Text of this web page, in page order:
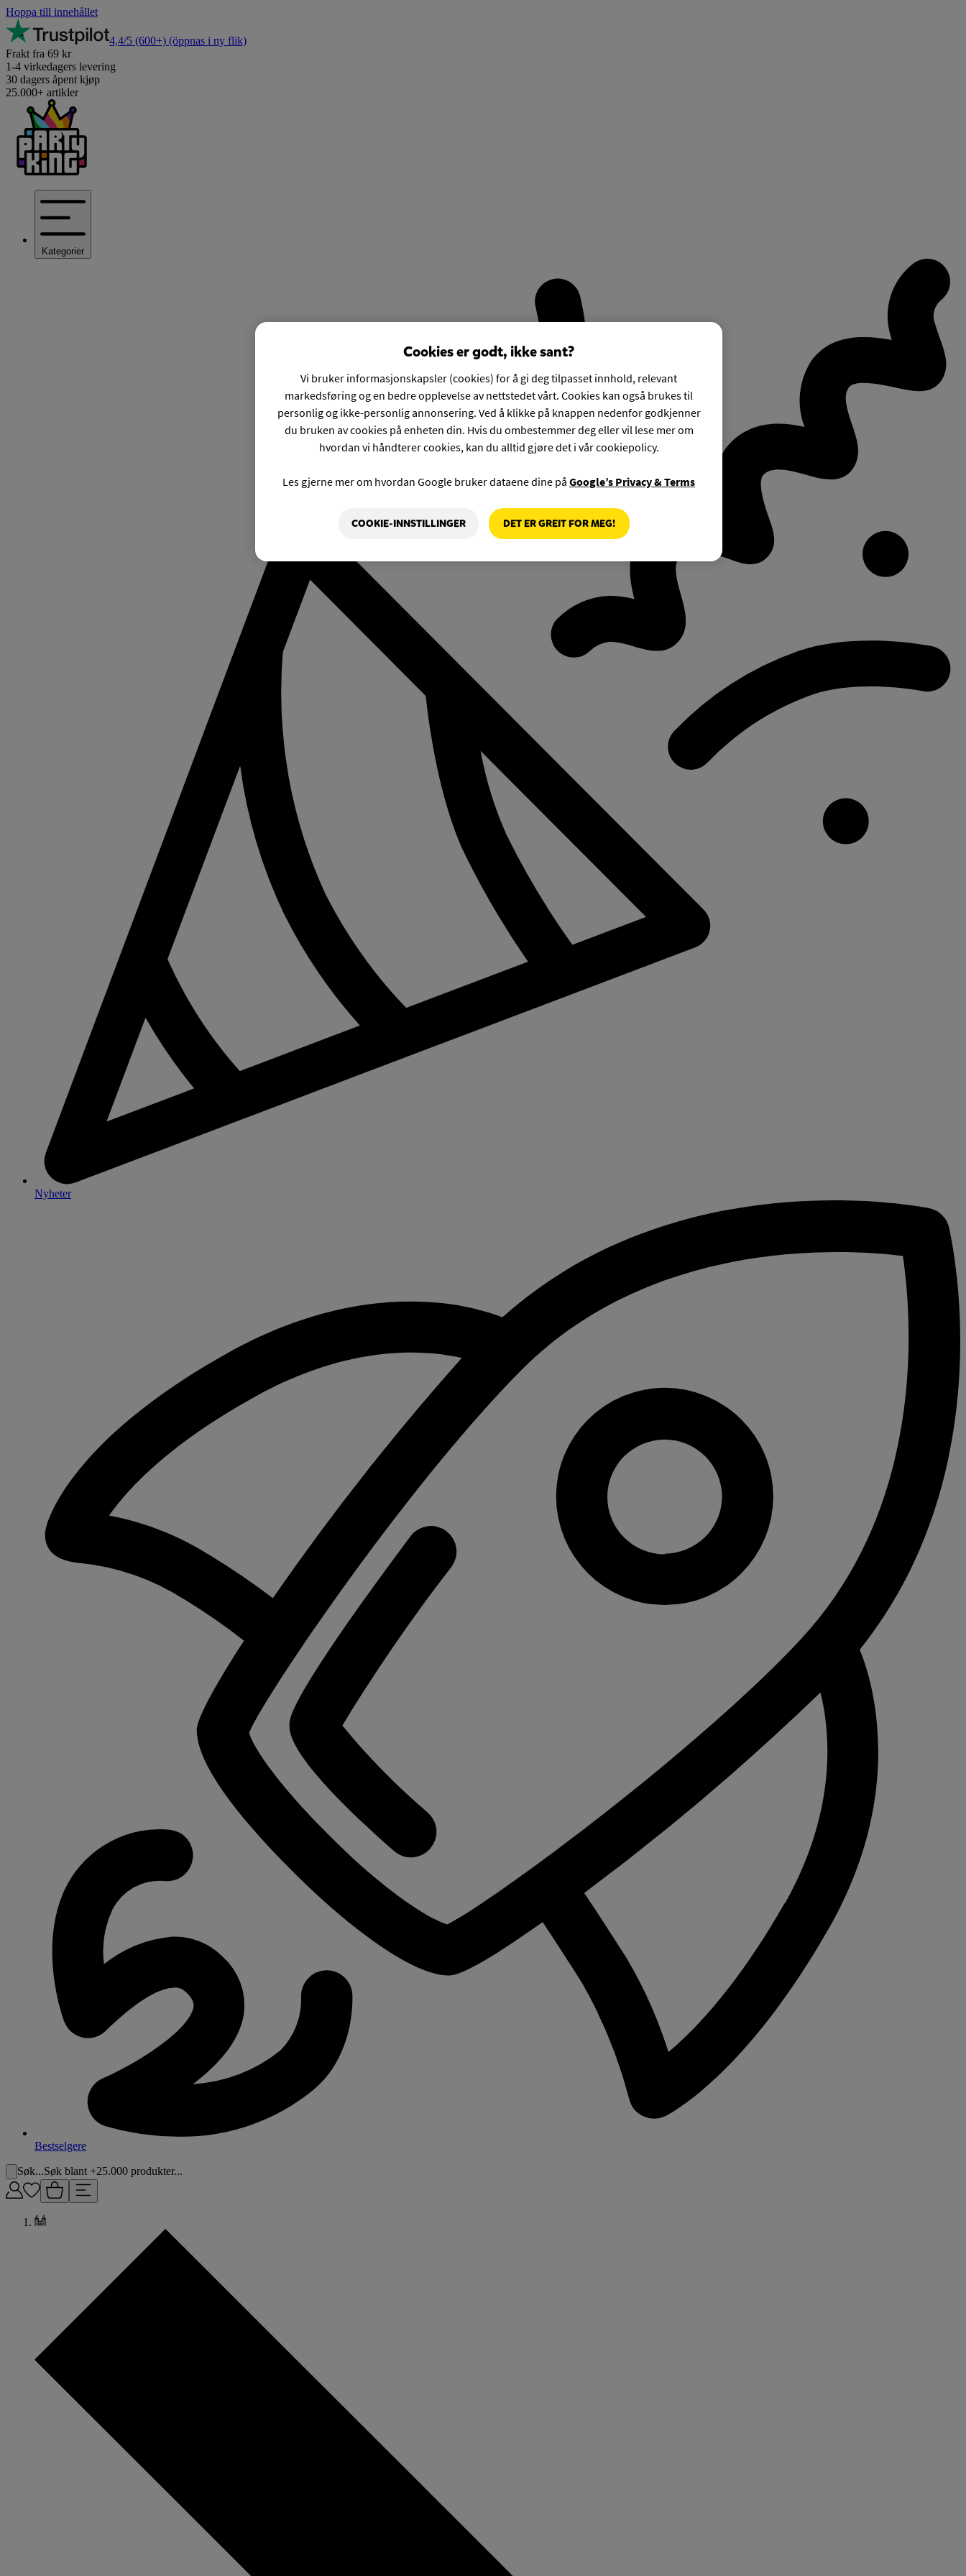
Hoppa till innehållet
4,4/5 (600+) (öppnas i ny flik)
Frakt fra 69 kr
1-4 virkedagers levering
30 dagers åpent kjøp
25.000+ artikler
Kategorier
Nyheter
Bestselgere
Søk...Søk blant +25.000 produkter...
Cookies er godt, ikke sant?
Vi bruker informasjonskapsler (cookies) for å gi deg tilpasset innhold, relevant
markedsføring og en bedre opplevelse av nettstedet vårt. Cookies kan også brukes til
personlig og ikke-personlig annonsering. Ved å klikke på knappen nedenfor godkjenner
du bruken av cookies på enheten din. Hvis du ombestemmer deg eller vil lese mer om
hvordan vi håndterer cookies, kan du alltid gjøre det i vår cookiepolicy.
Les gjerne mer om hvordan Google bruker dataene dine på Google’s Privacy & Terms
COOKIE-INNSTILLINGER DET ER GREIT FOR MEG!